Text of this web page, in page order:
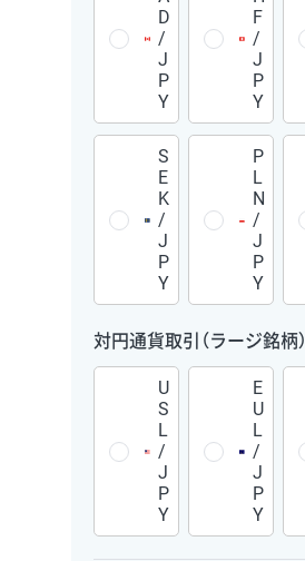
D
/
J
P
Y
F
/
J
P
Y
S
E
K
/
J
P
Y
P
L
N
/
J
P
Y
対円通貨取引（ラージ銘柄）
U
S
L
/
J
P
Y
E
U
L
/
J
P
Y